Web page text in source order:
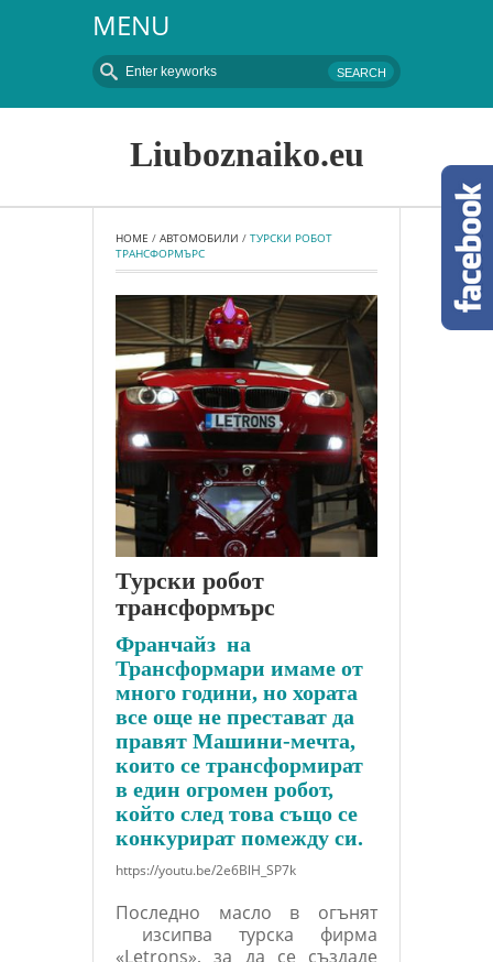
MENU
Liuboznaiko.eu
HOME / АВТОМОБИЛИ / ТУРСКИ РОБОТ
ТРАНСФОРМЪРС
Турски робот
трансформърс
Франчайз на
Трансформари имаме от
много години, но хората
все още не престават да
правят Машини-мечта,
които се трансформират
в един огромен робот,
който след това също се
конкурират помежду си.
https://youtu.be/2e6BlH_SP7k
Последно масло в огънят
изсипва турска фирма
«Letrons», за да се създаде